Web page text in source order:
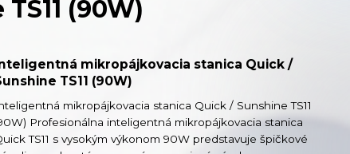
(90W)
mikropájkovacia stanica Quick /
TS11 (90W)
mikropájkovacia stanica Quick / Sunshine TS11
Profesionálna inteligentná mikropájkovacia stanica
TS11 s vysokým výkonom 90W predstavuje špičkové